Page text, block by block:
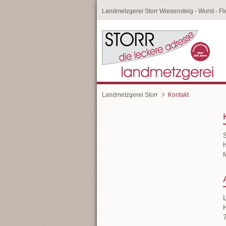
Landmetzgerei Storr Wiesensteig - Wurst -
Landmetzgerei Storr Kontakt